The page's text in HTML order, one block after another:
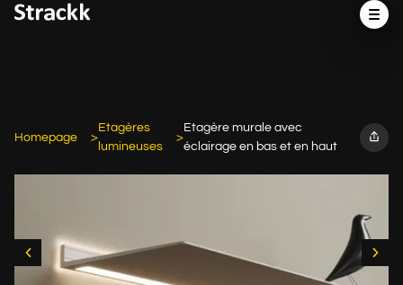
Homepage
Etagères
lumineuses
Etagère murale avec
éclairage en bas et en haut